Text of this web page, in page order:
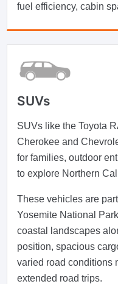
fuel efficiency, cabin
SUVs
SUVs like the Toyota
Cherokee and
for families, outdoor
to explore Northern
These vehicles are
Yosemite National
coastal landscapes
position, spacious
varied road conditions
extended road trips.